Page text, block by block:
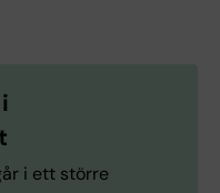
i ett större